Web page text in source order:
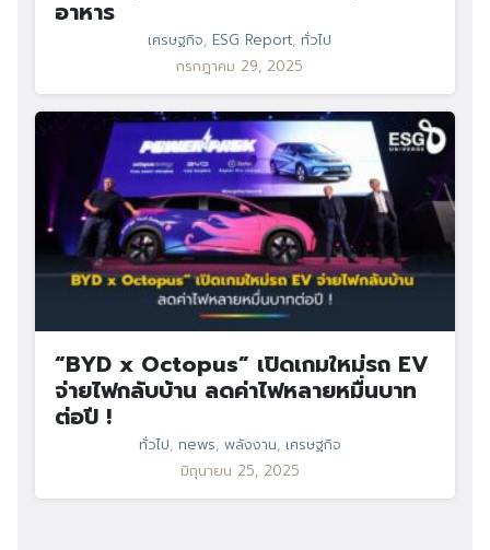
อาหาร
เศรษฐกิจ, ESG Report, ทั่วไป
กรกฎาคม 29, 2025
“BYD x Octopus” เปิดเกมใหม่รถ EV
จ่ายไฟกลับบ้าน ลดค่าไฟหลายหมื่นบาท
ต่อปี !
ทั่วไป, news, พลังงาน, เศรษฐกิจ
มิถุนายน 25, 2025